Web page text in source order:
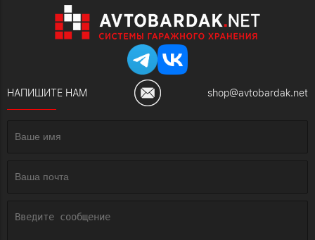
НАПИШИТЕ НАМ shop@avtobardak.net